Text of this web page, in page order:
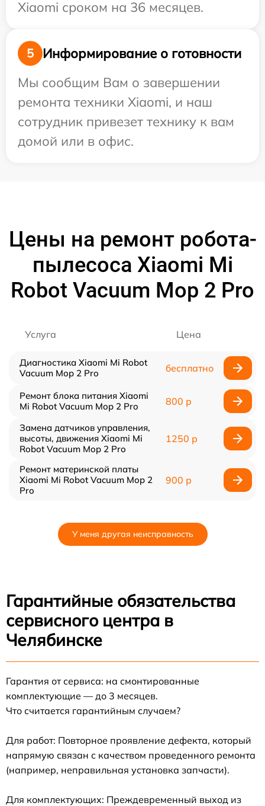
Xiaomi сроком на 36 месяцев.
5
Информирование о готовности
Мы сообщим Вам о завершении
ремонта техники Xiaomi, и наш
сотрудник привезет технику к вам
домой или в офис.
Цены на ремонт робота-
пылесоса Xiaomi Mi
Robot Vacuum Mop 2 Pro
Услуга Цена
Диагностика Xiaomi Mi Robot
Vacuum Mop 2 Pro
бесплатно
Ремонт блока питания Xiaomi
Mi Robot Vacuum Mop 2 Pro
800 р
Замена датчиков управления,
высоты, движения Xiaomi Mi
Robot Vacuum Mop 2 Pro
1250 р
Ремонт материнской платы
Xiaomi Mi Robot Vacuum Mop 2
Pro
900 р
У меня другая неисправность
Гарантийные обязательства
сервисного центра в
Челябинске
Гарантия от сервиса: на смонтированные
комплектующие — до 3 месяцев.
Что считается гарантийным случаем?
Для работ: Повторное проявление дефекта, который
напрямую связан с качеством проведенного ремонта
(например, неправильная установка запчасти).
Для комплектующих: Преждевременный выход из